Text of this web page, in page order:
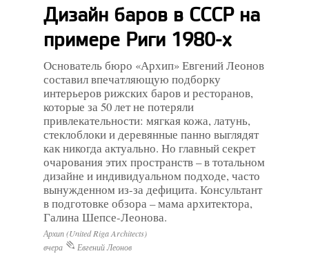
Дизайн баров в СССР на
примере Риги 1980-х
Основатель бюро «Архип» Евгений Леонов
составил впечатляющую подборку
интерьеров рижских баров и ресторанов,
которые за 50 лет не потеряли
привлекательности: мягкая кожа, латунь,
стеклоблоки и деревянные панно выглядят
как никогда актуально. Но главный секрет
очарования этих пространств – в тотальном
дизайне и индивидуальном подходе, часто
вынужденном из-за дефицита. Консультант
в подготовке обзора – мама архитектора,
Галина Шепсе-Леонова.
Архип (United Riga Architects)
вчера
Евгений Леонов